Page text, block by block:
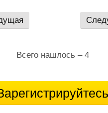
Всего нашлось – 4